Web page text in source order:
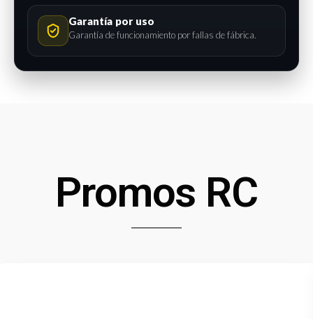
Garantía por uso
Garantía de funcionamiento por fallas de fábrica.
Promos RC